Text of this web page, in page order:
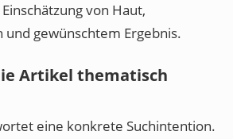
von Haut,
und gewünschtem Ergebnis.
Artikel thematisch
eine konkrete Suchintention.